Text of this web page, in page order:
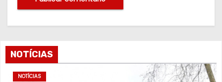
NOTÍCIAS
NOTÍCIAS